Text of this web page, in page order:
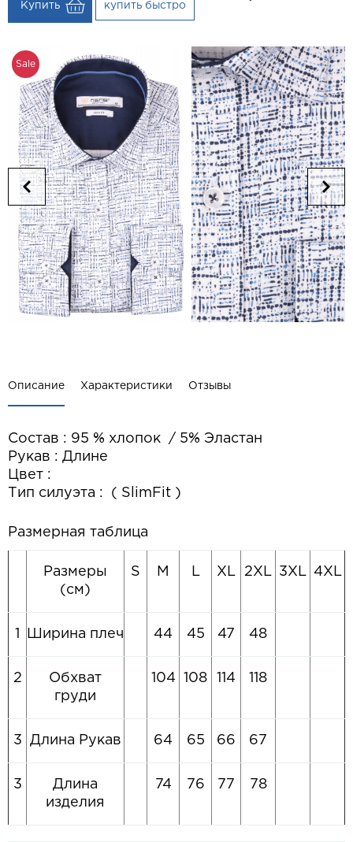
Купить купить быстро
Sale
Описание Характеристики Отзывы
Состав : 95 % хлопок / 5% Эластан
Рукав : Длине
Цвет :
Тип силуэта : ( SlimFit )
Размерная таблица
Размеры
(см)
S M L XL 2XL 3XL 4XL
Ширина плеч 44 45 47 48
2
Обхват
груди
104 108 114 118
3 Длина Рукав 64 65 66 67
3
Длина
изделия
74 76 77 78